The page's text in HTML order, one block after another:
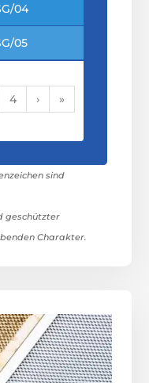
04
05
4 › »
sind
geschützter
Charakter.